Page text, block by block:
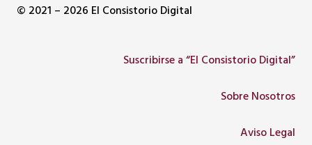
© 2021 – 2026 El Consistorio Digital
Suscribirse a “El Consistorio Digital”
Sobre Nosotros
Aviso Legal